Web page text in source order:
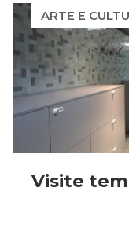
Visite
ARTE E